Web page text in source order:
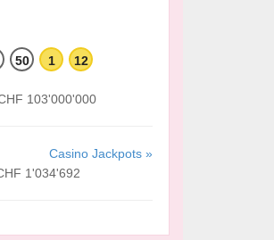
50 1 12
103'000'000
Casino Jackpots »
1'034'692